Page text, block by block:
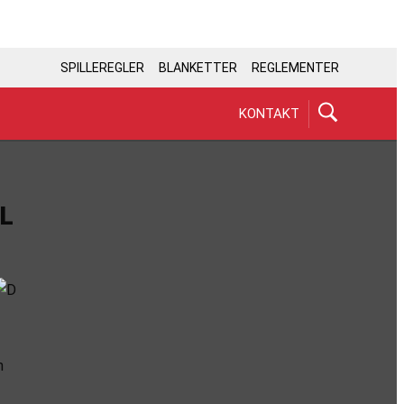
SPILLEREGLER BLANKETTER REGLEMENTER
KONTAKT